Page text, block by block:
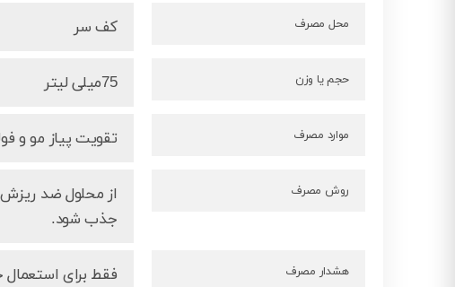
محل مصرف کف سر
حجم یا وزن 75میلی لیتر
موارد مصرف تقویت پیاز مو و
روش مصرف
جذب شود.
هشدار مصرف فقط برای